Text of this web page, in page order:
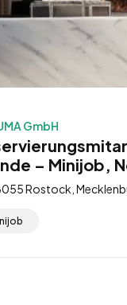
GmbH
– Minijob,
Rostock,